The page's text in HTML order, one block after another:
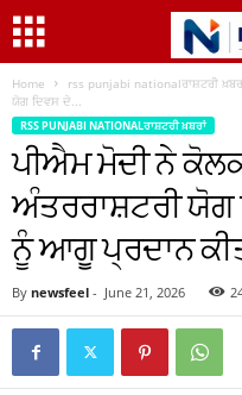
Home rss punjabi nationalਰਾਸ਼ਟਰੀ
ਯੋਗ ਦਿਵਸ ਦੇ...
RSS PUNJABI NATIONALਰਾਸ਼ਟਰੀ ਖ਼ਬਰਾਂ
ਪੀਐਮ ਮੋਦੀ ਨੇ
ਅੰਤਰਰਾਸ਼ਟਰੀ
ਨੂੰ ਆਗੂ ਪ੍ਰਦਾਨ
By newsfeel - June 21, 2026